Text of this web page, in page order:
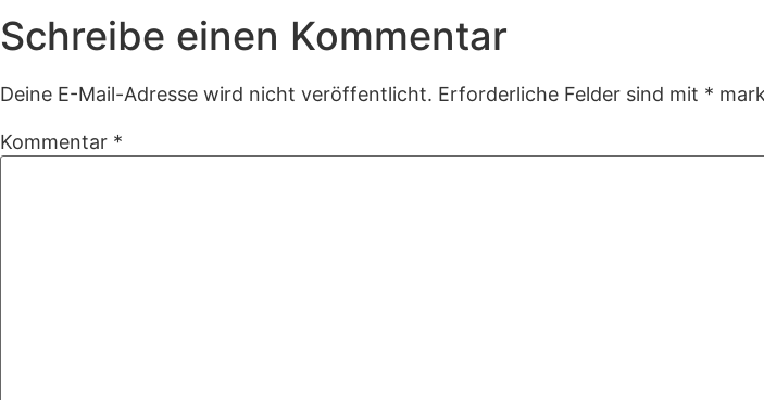
Schreibe einen Kommentar
Deine E-Mail-Adresse wird nicht veröffentlicht. Erforderliche Felder sind mit *
Kommentar *